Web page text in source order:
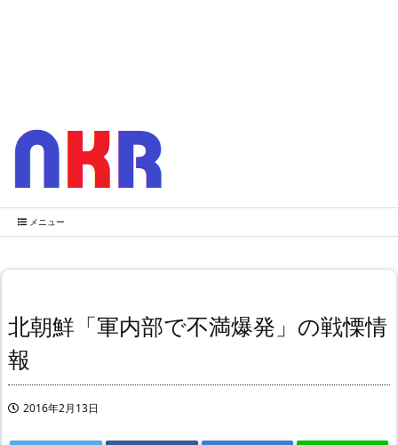
メニュー
北朝鮮「軍内部で不満爆発」の戦慄情
報
2016年2月13日